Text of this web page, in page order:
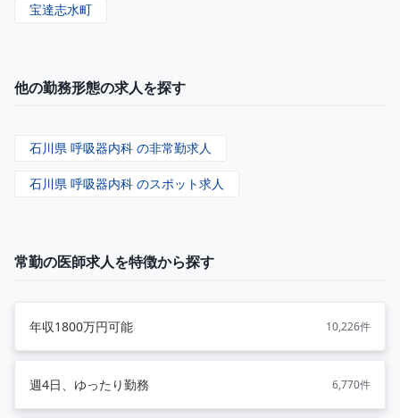
宝達志水町
他の勤務形態の求人を探す
石川県 呼吸器内科 の非常勤求人
石川県 呼吸器内科 のスポット求人
常勤の医師求人を特徴から探す
年収1800万円可能 10,226件
週4日、ゆったり勤務 6,770件